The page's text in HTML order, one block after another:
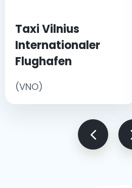
Taxi Vilnius
Internationaler
Flughafen
(VNO)